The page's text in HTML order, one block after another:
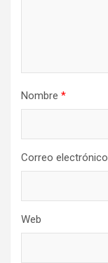
Nombre *
Correo electrónico
Web